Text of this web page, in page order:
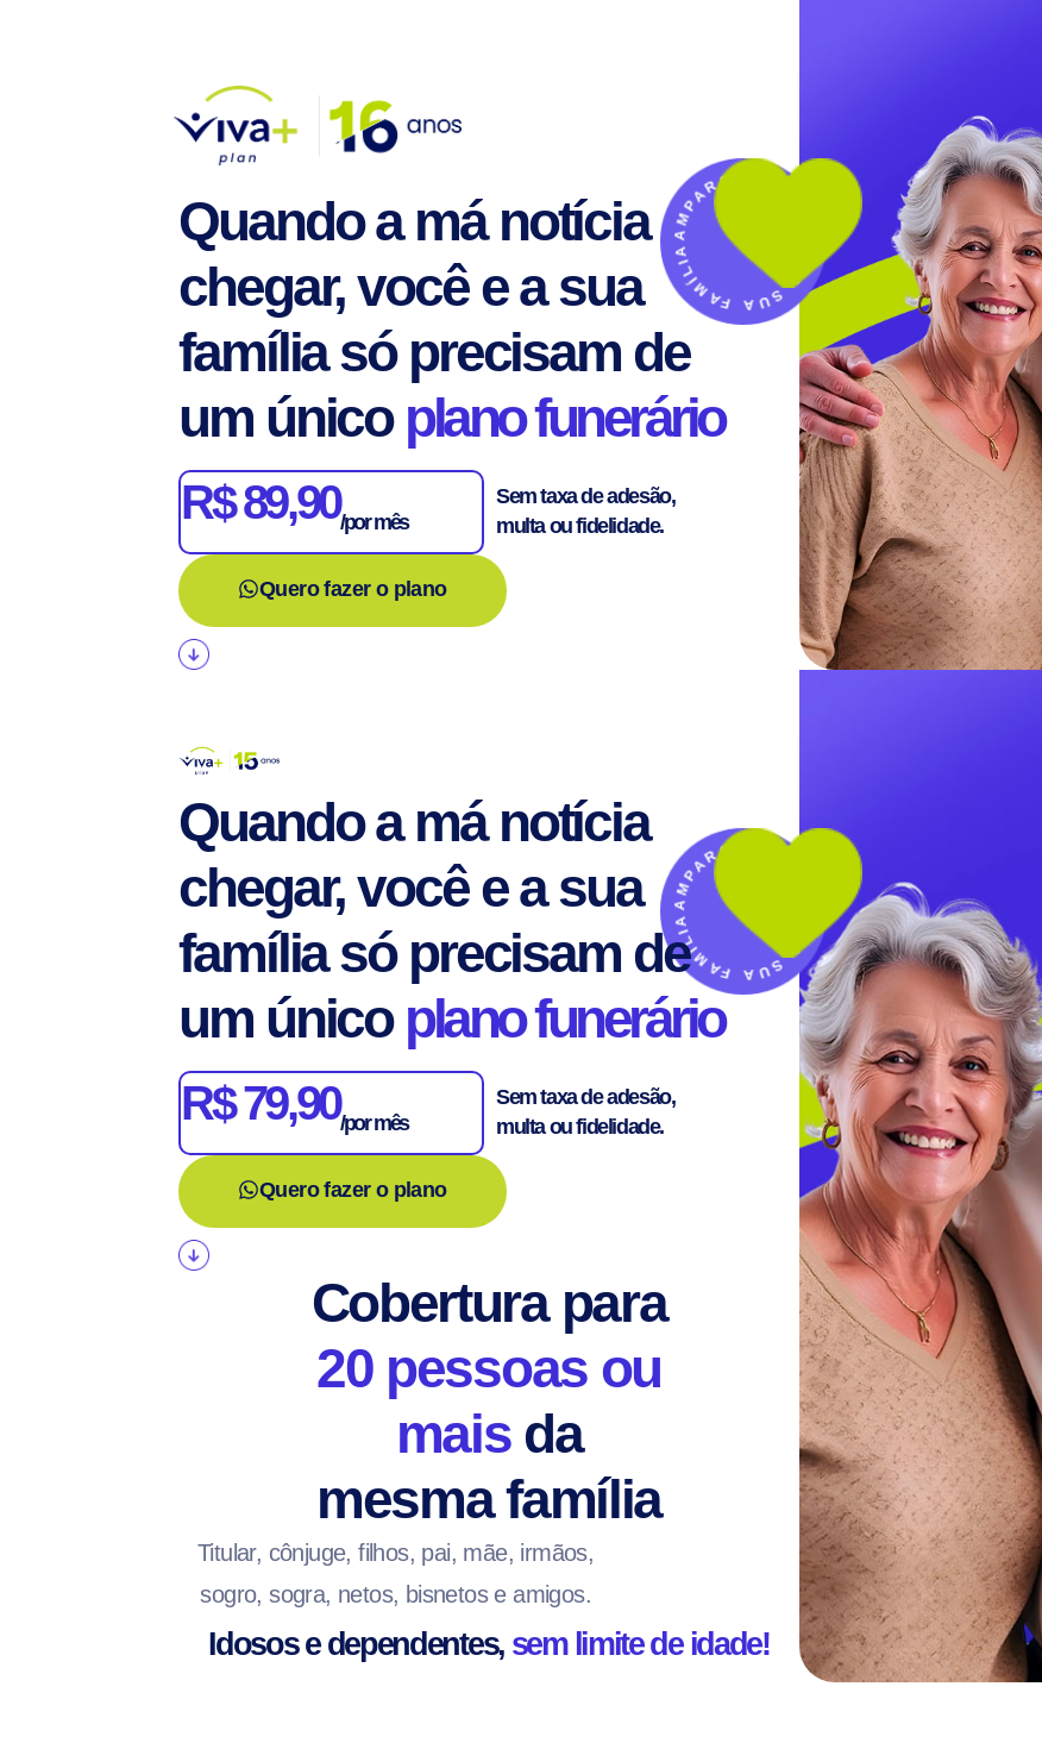
Quando a má notícia
chegar, você e a sua
família só precisam de
um único plano funerário
R$ 89,90/por mês
Sem taxa de adesão,
multa ou fidelidade.
Quero fazer o plano
AMPARO PARA TODA A SUA FAMÍLIA ·
Quando a má notícia
chegar, você e a sua
família só precisam de
um único plano funerário
R$ 79,90/por mês
Sem taxa de adesão,
multa ou fidelidade.
Quero fazer o plano
Cobertura para
20 pessoas ou
maisda
mesma família
Titular, cônjuge, filhos, pai, mãe, irmãos,
sogro, sogra, netos, bisnetos e amigos.
Idosos e dependentes, sem limite de idade!
AMPARO PARA TODA A SUA FAMÍLIA ·